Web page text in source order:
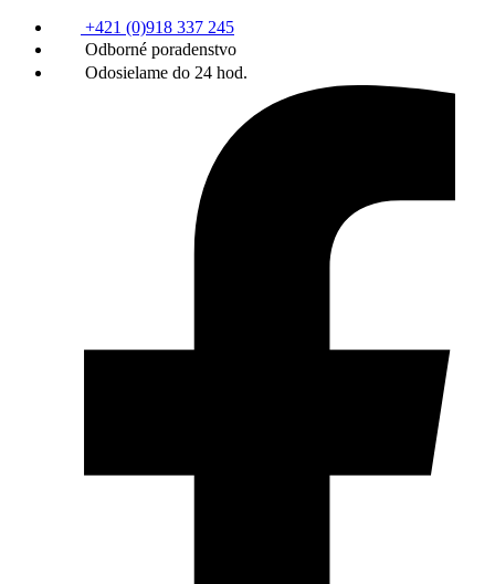
+421 (0)918 337 245
Odborné poradenstvo
Odosielame do 24 hod.